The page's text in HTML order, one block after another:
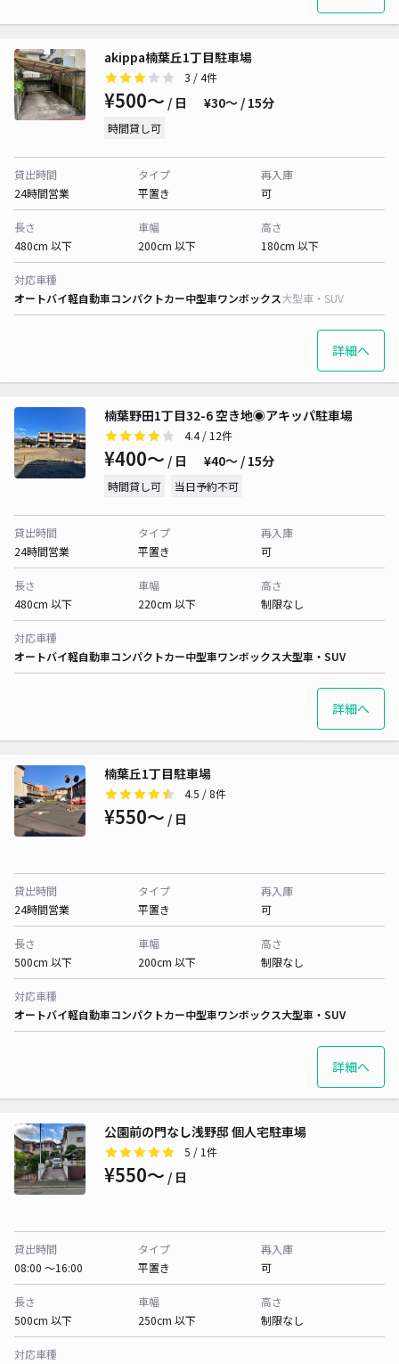
akippa楠葉丘1丁目駐車場
3 / 4件
¥500〜 / 日 ¥30〜 / 15分
時間貸し可
貸出時間
24時間営業
タイプ
平置き
再入庫
可
長さ
480cm 以下
車幅
200cm 以下
高さ
180cm 以下
対応車種
オートバイ軽自動車コンパクトカー中型車ワンボックス大型車・SUV
詳細へ
楠葉野田1丁目32-6 空き地◉アキッパ駐車場
4.4/ 12件
¥400〜 / 日 ¥40〜 / 15分
時間貸し可 当日予約不可
貸出時間
24時間営業
タイプ
平置き
再入庫
可
長さ
480cm 以下
車幅
220cm 以下
高さ
制限なし
対応車種
オートバイ軽自動車コンパクトカー中型車ワンボックス大型車・SUV
詳細へ
楠葉丘1丁目駐車場
4.5 / 8件
¥550〜 / 日
貸出時間
24時間営業
タイプ
平置き
再入庫
可
長さ
500cm 以下
車幅
200cm 以下
高さ
制限なし
対応車種
オートバイ軽自動車コンパクトカー中型車ワンボックス大型車・SUV
詳細へ
公園前の門なし浅野邸 個人宅駐車場
5 / 1件
¥550〜 / 日
貸出時間
08:00 〜16:00
タイプ
平置き
再入庫
可
長さ
500cm 以下
車幅
250cm 以下
高さ
制限なし
対応車種